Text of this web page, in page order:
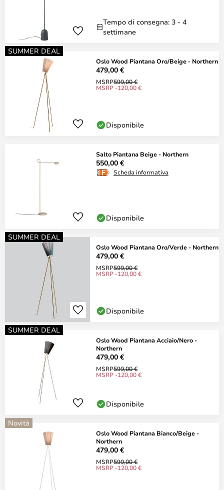
Tempo di consegna: 3 - 4
settimane
SUMMER DEAL
Oslo Wood Piantana Oro/Beige - Northern
479,00 €
MSRP599,00 €
MSRP -120,00 €
Disponibile
Salto Piantana Beige - Northern
550,00 €
Scheda informativa
Disponibile
SUMMER DEAL
Oslo Wood Piantana Oro/Verde - Northern
479,00 €
MSRP599,00 €
MSRP -120,00 €
Disponibile
SUMMER DEAL
Oslo Wood Piantana Acciaio/Nero -
Northern
479,00 €
MSRP599,00 €
MSRP -120,00 €
Disponibile
Novità
Oslo Wood Piantana Bianco/Beige -
Northern
479,00 €
MSRP599,00 €
MSRP -120,00 €